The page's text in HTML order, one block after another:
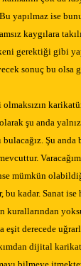
yapılmaz ise
kaygılara
gerektiği gibi
sonuç bu olsa
şu anda
Şu
mümkün
kadar. Sanat
kurallarından
eşit derecede
dijital